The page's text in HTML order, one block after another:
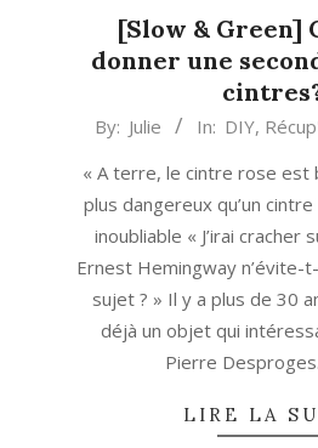
[Slow & Green]
donner une
2022-
27
By: Julie In: DIY,
« A terre, le cintre rose est
plus dangereux qu’un
inoubliable « J’irai cracher
Ernest Hemingway n’évite-
sujet ? » Il y a plus de 30
déjà un objet qui
Pierre
LIRE LA